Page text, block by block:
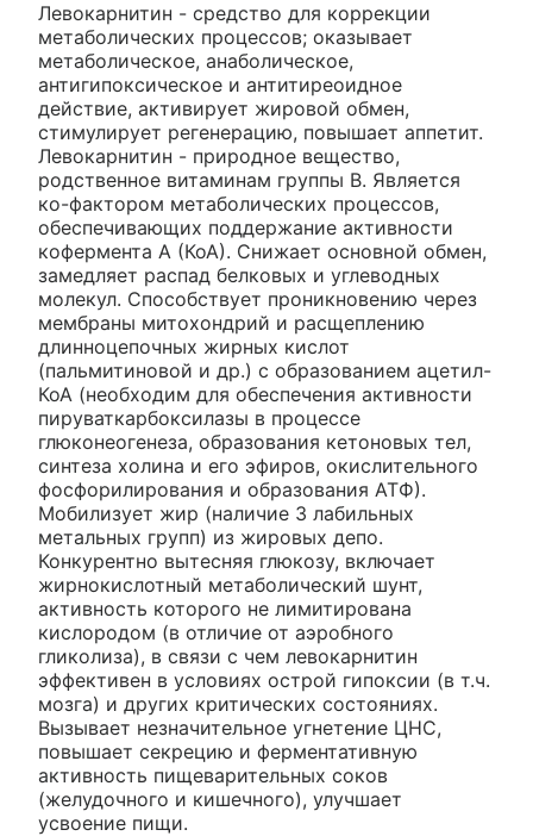
Левокарнитин - средство для коррекции
метаболических процессов; оказывает
метаболическое, анаболическое,
антигипоксическое и антитиреоидное
действие, активирует жировой обмен,
стимулирует регенерацию, повышает аппетит.
Левокарнитин - природное вещество,
родственное витаминам группы В. Является
ко-фактором метаболических процессов,
обеспечивающих поддержание активности
кофермента А (КоА). Снижает основной обмен,
замедляет распад белковых и углеводных
молекул. Способствует проникновению через
мембраны митохондрий и расщеплению
длинноцепочных жирных кислот
(пальмитиновой и др.) с образованием ацетил-
КоА (необходим для обеспечения активности
пируваткарбоксилазы в процессе
глюконеогенеза, образования кетоновых тел,
синтеза холина и его эфиров, окислительного
фосфорилирования и образования АТФ).
Мобилизует жир (наличие 3 лабильных
метальных групп) из жировых депо.
Конкурентно вытесняя глюкозу, включает
жирнокислотный метаболический шунт,
активность которого не лимитирована
кислородом (в отличие от аэробного
гликолиза), в связи с чем левокарнитин
эффективен в условиях острой гипоксии (в т.ч.
мозга) и других критических состояниях.
Вызывает незначительное угнетение ЦНС,
повышает секрецию и ферментативную
активность пищеварительных соков
(желудочного и кишечного), улучшает
усвоение пищи.